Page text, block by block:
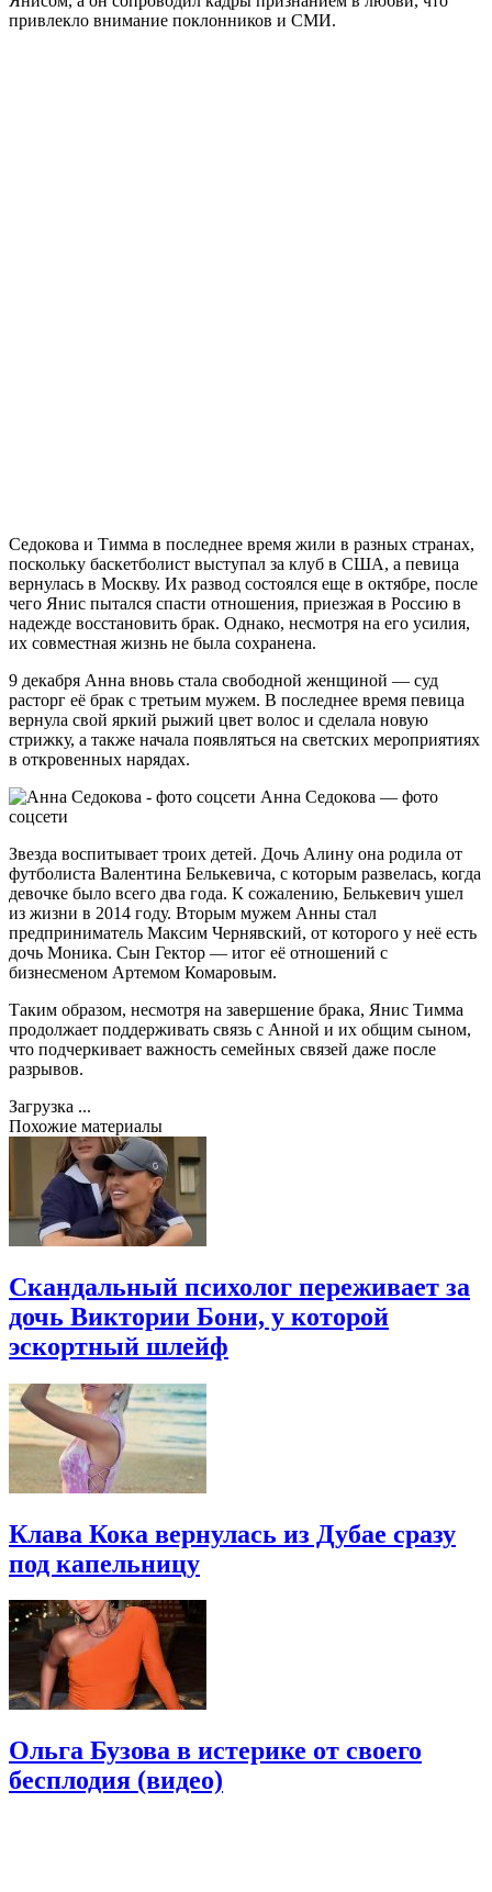
привлекло внимание поклонников и СМИ.
Седокова и Тимма в последнее время жили в разных странах,
поскольку баскетболист выступал за клуб в США, а певица
вернулась в Москву. Их развод состоялся еще в октябре, после
чего Янис пытался спасти отношения, приезжая в Россию в
надежде восстановить брак. Однако, несмотря на его усилия,
их совместная жизнь не была сохранена.
9 декабря Анна вновь стала свободной женщиной — суд
расторг её брак с третьим мужем. В последнее время певица
вернула свой яркий рыжий цвет волос и сделала новую
стрижку, а также начала появляться на светских мероприятиях
в откровенных нарядах.
Анна Седокова — фото
соцсети
Звезда воспитывает троих детей. Дочь Алину она родила от
футболиста Валентина Белькевича, с которым развелась, когда
девочке было всего два года. К сожалению, Белькевич ушел
из жизни в 2014 году. Вторым мужем Анны стал
предприниматель Максим Чернявский, от которого у неё есть
дочь Моника. Сын Гектор — итог её отношений с
бизнесменом Артемом Комаровым.
Таким образом, несмотря на завершение брака, Янис Тимма
продолжает поддерживать связь с Анной и их общим сыном,
что подчеркивает важность семейных связей даже после
разрывов.
Загрузка ...
Похожие материалы
Скандальный психолог переживает за
дочь Виктории Бони, у которой
эскортный шлейф
Клава Кока вернулась из Дубае сразу
под капельницу
Ольга Бузова в истерике от своего
бесплодия (видео)